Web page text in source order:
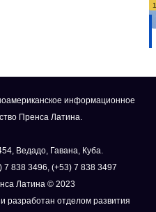
информационное
Пренса Латина.
Ведадо, Гавана, Куба.
7 838 3496, (+53) 7 838 3497
Латина © 2023
разработан отделом развития